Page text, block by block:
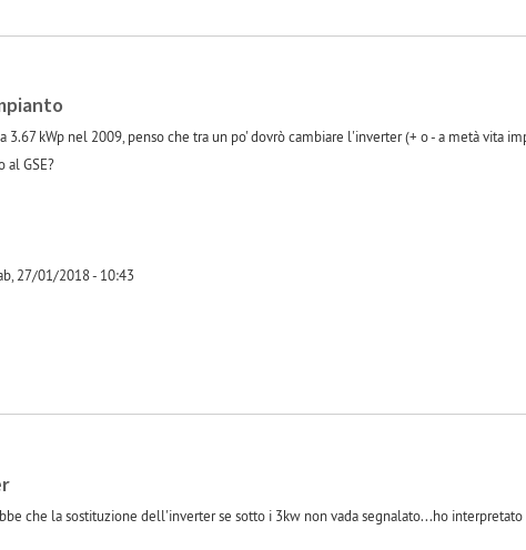
3.67 kWp nel 2009, penso che tra un po' dovrò cambiare l'inverter (+ o - a metà vita
al GSE?
27/01/2018 - 10:43
che la sostituzione dell'inverter se sotto i 3kw non vada segnalato...ho interpretato